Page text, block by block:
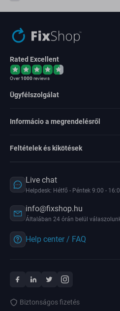
Rated Excellent
Over1000reviews
Ügyfélszolgálat
Informácio a megrendelésről
Feltételek és kikötések
Live chat
Helpdesk: Hétfő - Péntek 9:00 -
info@fixshop.hu
Általában 24 órán belül
Help center / FAQ
Biztonságos fizetés